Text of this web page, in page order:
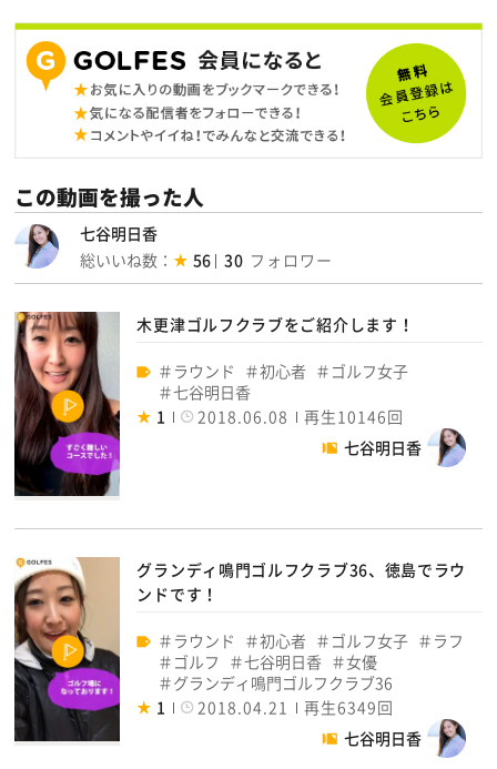
この動画を撮った人
七谷明日香
総いいね数：
56 30
木更津ゴルフクラブをご紹介します！
ラウンド 初心者
ゴルフ女子
七谷明日香
1
2018.06.08
再生10146回
七谷明日香
グランディ鳴門ゴルフクラブ36、徳島でラウ
ンドです！
ラウンド 初心者 ゴルフ女子
ラフ
ゴルフ
七谷明日香
女優
グランディ鳴門ゴルフクラブ36
1
2018.04.21
再生6349回
七谷明日香